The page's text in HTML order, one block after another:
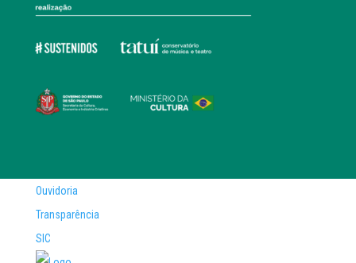
Ouvidoria
Transparência
SIC